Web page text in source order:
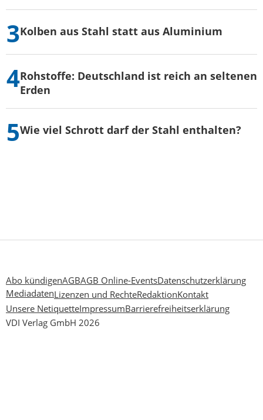
Kolben aus Stahl statt aus Aluminium
Rohstoffe: Deutschland ist reich an seltenen
Erden
Wie viel Schrott darf der Stahl enthalten?
Abo kündigenAGBAGB Online-EventsDatenschutzerklärung
MediadatenLizenzen und RechteRedaktionKontakt
Unsere NetiquetteImpressumBarrierefreiheitserklärung
VDI Verlag GmbH 2026